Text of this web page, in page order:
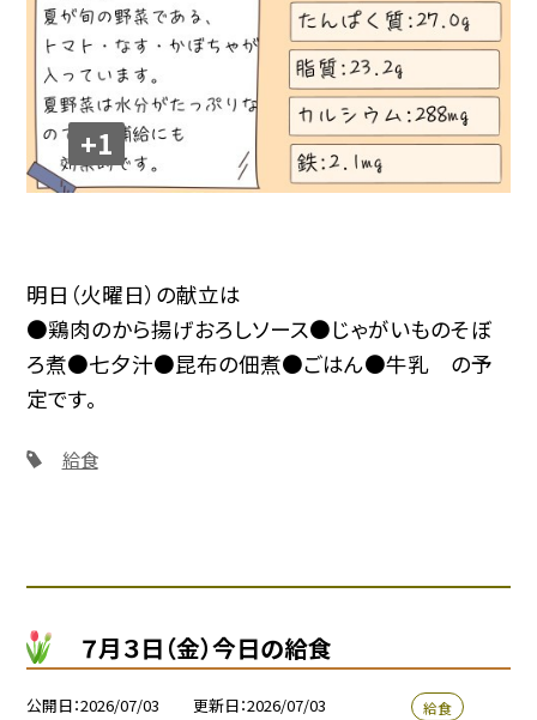
+1
明日（火曜日）の献立は
●鶏肉のから揚げおろしソース●じゃがいものそぼ
ろ煮●七夕汁●昆布の佃煮●ごはん●牛乳 の予
定です。
給食
７月３日（金）今日の給食
公開日 2026/07/03 更新日 2026/07/03 給食